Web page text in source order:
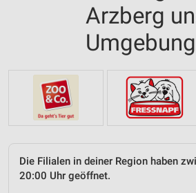
Arzberg
Umgebung
Die Filialen in deiner Region haben
20:00 Uhr geöffnet.